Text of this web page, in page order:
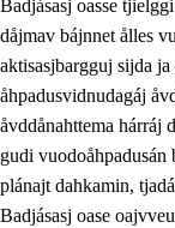
Badjásasj oasse
dåjmav bájnnet ålles
aktisasjbargguj sijda
åhpadusvidnudagáj
åvddånahttema hárráj
gudi
plánajt dahkamin,
Badjásasj oase